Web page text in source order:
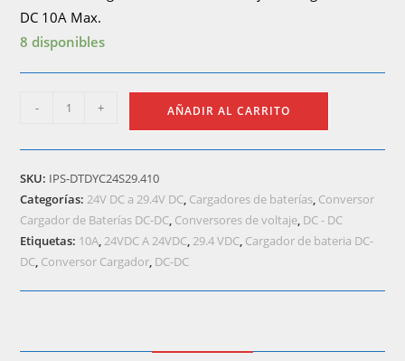
DC 10A Max.
8 disponibles
(Conversor
de
baterías
de
24V
DC
- + AÑADIR AL CARRITO
SKU: IPS-DTDYC24S29.410
Categorías:24V DC a 29.4V DC, Cargadores de baterías, Conversor
Cargador de Baterías DC-DC, Conversores de voltaje, DC - DC
Etiquetas: 10A,24VDC A 24VDC,29.4 VDC, Cargador de bateria DC-
DC, Conversor Cargador, DC-DC